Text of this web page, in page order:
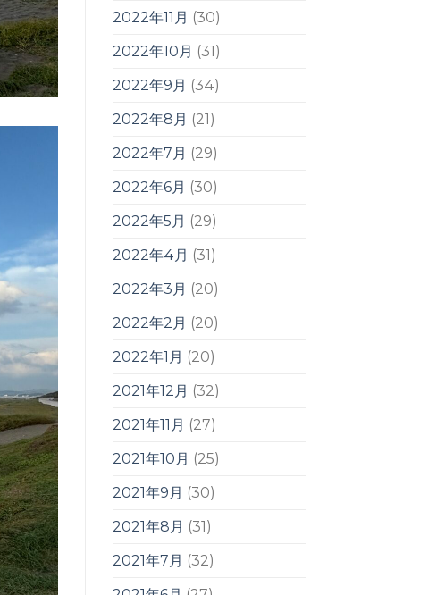
2022年11月 (30)
2022年10月 (31)
2022年9月 (34)
2022年8月 (21)
2022年7月 (29)
2022年6月 (30)
2022年5月 (29)
2022年4月 (31)
2022年3月 (20)
2022年2月 (20)
2022年1月 (20)
2021年12月 (32)
2021年11月 (27)
2021年10月 (25)
2021年9月 (30)
2021年8月 (31)
2021年7月 (32)